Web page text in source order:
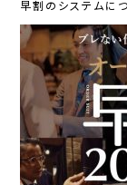
早割のシステムに